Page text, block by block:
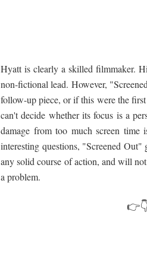
Hyatt is clearly a skilled filmmaker.
non-fictional lead. However,
follow-up piece, or if this were the
can't decide whether its focus is a
damage from too much screen
interesting questions, "Screened
any solid course of action, and will
a problem.